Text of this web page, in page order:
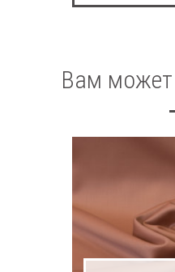
Вам может